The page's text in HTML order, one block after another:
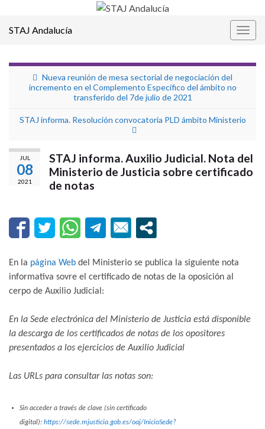
STAJ Andalucía
Nueva reunión de mesa sectorial de negociación del
incremento en el Complemento Específico del ámbito no
transferido del 7de julio de 2021
STAJ informa. Resolución convocatoria PLD ámbito Ministerio
JUL
08
2021
STAJ informa. Auxilio Judicial. Nota del
Ministerio de Justicia sobre certificado
de notas
En la página Web del Ministerio se publica la siguiente nota
informativa sovre el certificado de notas de la oposición al
cerpo de Auxilio Judicial:
En la Sede electrónica del Ministerio de Justicia está disponible
la descarga de los certificados de notas de los opositores
presentados a los ejercicios de Auxilio Judicial
Las URLs para consultar las notas son:
Sin acceder a través de clave (sin certificado
digital): https://sede.mjusticia.gob.es/oaj/InicioSede?